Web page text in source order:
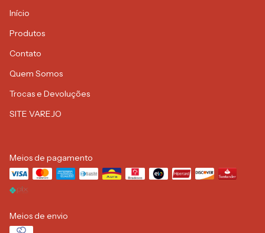
Início
Produtos
Contato
Quem Somos
Trocas e Devoluções
SITE VAREJO
Meios de pagamento
Meios de envio